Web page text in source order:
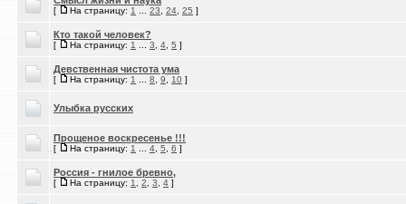
[ На страницу: 1 23 24 25 ]
Кто такой человек?
[ На страницу: 1 3 4 5 ]
Девственная чистота ума
[ На страницу: 1 8 9 10 ]
Улыбка русских
Прощеное воскресенье !!!
[ На страницу: 1 4 5 6 ]
Россия - гнилое бревно,
[ На страницу: 1 2 3 4 ]